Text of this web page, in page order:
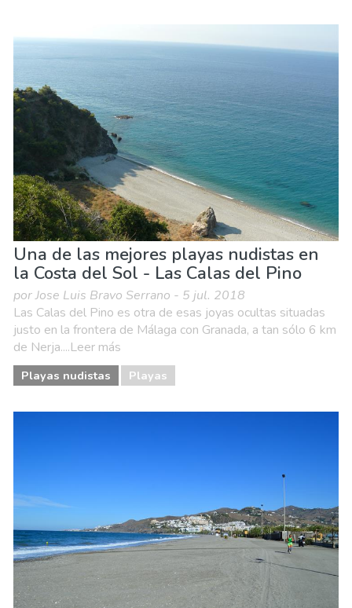
Una de las mejores playas nudistas en
la Costa del Sol - Las Calas del Pino
por Jose Luis Bravo Serrano - 5 jul. 2018
Las Calas del Pino es otra de esas joyas ocultas situadas
justo en la frontera de Málaga con Granada, a tan sólo 6 km
de Nerja....Leer más
Playas nudistas Playas